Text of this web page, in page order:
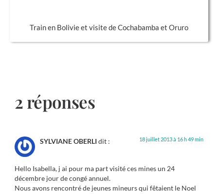
Train en Bolivie et visite de Cochabamba et Oruro
2 réponses
SYLVIANE OBERLIdit : 18 juillet 2013 à 16 h 49 min
Hello Isabella, j ai pour ma part visité ces mines un 24
décembre jour de congé annuel.
Nous avons rencontré de jeunes mineurs qui fêtaient le Noel